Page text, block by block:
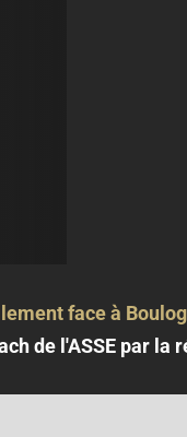
face à
de l'ASSE par la